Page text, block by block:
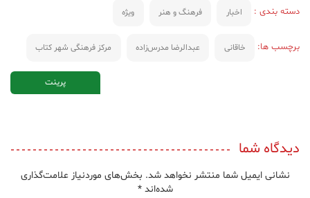
دسته بندی : اخبار فرهنگ و هنر ویژه
برچسب ها: خاقانی عبدالرضا مدرس‌زاده مرکز فرهنگی شهر کتاب
پرینت
دیدگاه شما
نشانی ایمیل شما منتشر نخواهد شد. بخش‌های موردنیاز علامت‌گذاری
شده‌اند*